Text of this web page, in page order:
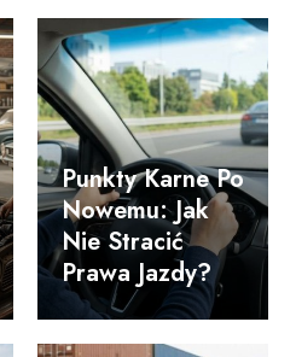
Punkty Karne Po
Nowemu: Jak
Nie Stracić
Prawa Jazdy?